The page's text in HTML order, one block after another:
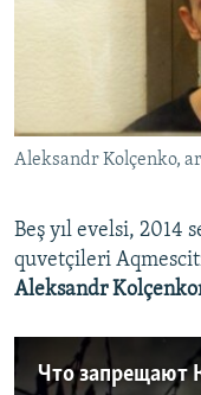
Українською
Aleksandr Kolçenko,
Beş yıl evelsi, 2014
quvetçileri
Aleksandr